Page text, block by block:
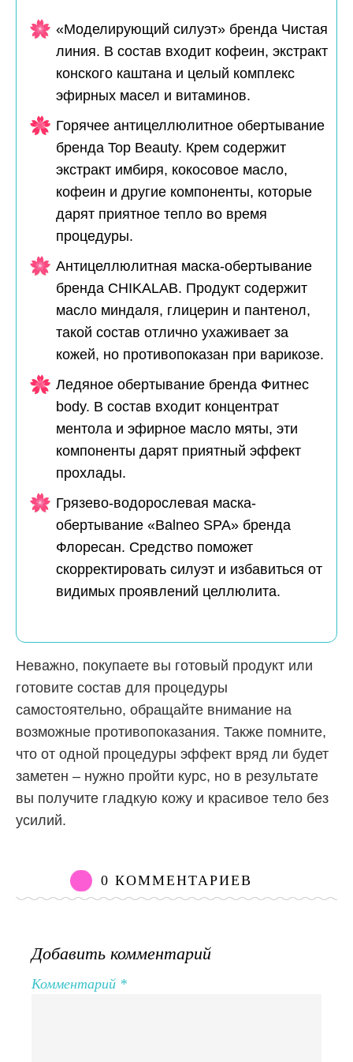
«Моделирующий силуэт» бренда Чистая
линия. В состав входит кофеин, экстракт
конского каштана и целый комплекс
эфирных масел и витаминов.
Горячее антицеллюлитное обертывание
бренда Top Beauty. Крем содержит
экстракт имбиря, кокосовое масло,
кофеин и другие компоненты, которые
дарят приятное тепло во время
процедуры.
Антицеллюлитная маска-обертывание
бренда CHIKALAB. Продукт содержит
масло миндаля, глицерин и пантенол,
такой состав отлично ухаживает за
кожей, но противопоказан при варикозе.
Ледяное обертывание бренда Фитнес
body. В состав входит концентрат
ментола и эфирное масло мяты, эти
компоненты дарят приятный эффект
прохлады.
Грязево-водорослевая маска-
обертывание «Balneo SPA» бренда
Флоресан. Средство поможет
скорректировать силуэт и избавиться от
видимых проявлений целлюлита.
Неважно, покупаете вы готовый продукт или
готовите состав для процедуры
самостоятельно, обращайте внимание на
возможные противопоказания. Также помните,
что от одной процедуры эффект вряд ли будет
заметен – нужно пройти курс, но в результате
вы получите гладкую кожу и красивое тело без
усилий.
0 КОММЕНТАРИЕВ
Добавить комментарий
Комментарий *